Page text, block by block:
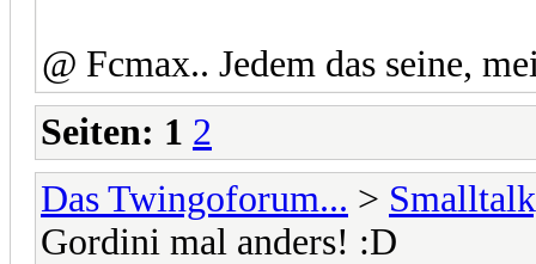
@ Fcmax.. Jedem das seine,
Seiten: 1 2
Das Twingoforum... >
Gordini mal anders! :D